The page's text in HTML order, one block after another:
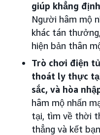
giúp khẳng
Người hâm mộ
khác tán
hiện bản thân
Trò chơi điện
thoát ly thực
sắc, và hòa
hâm mộ nhấn
tại, tìm về thời
thẳng và kết